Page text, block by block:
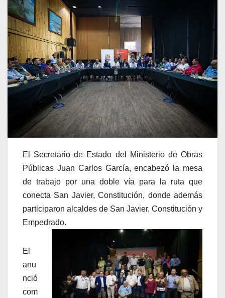
El Secretario de Estado del Ministerio de Obras
Públicas Juan Carlos García, encabezó la mesa
de trabajo por una doble vía para la ruta que
conecta San Javier, Constitución, donde además
participaron alcaldes de San Javier, Constitución y
Empedrado.
El
anu
nció
com